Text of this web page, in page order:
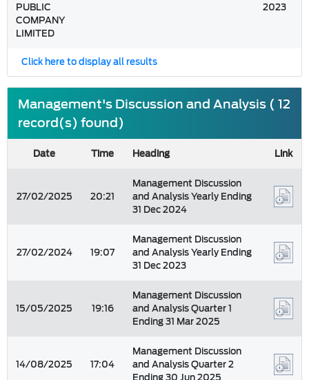
PUBLIC
COMPANY
LIMITED
2023
Click here to display all results
Management's Discussion and Analysis ( 12
record(s) found)
Date Time Heading Link
27/02/2025 20:21
Management Discussion
and Analysis Yearly Ending
31 Dec 2024
27/02/2024 19:07
Management Discussion
and Analysis Yearly Ending
31 Dec 2023
15/05/2025 19:16
Management Discussion
and Analysis Quarter 1
Ending 31 Mar 2025
14/08/2025 17:04
Management Discussion
and Analysis Quarter 2